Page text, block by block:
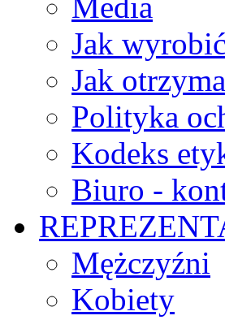
Jak
Jak
Polityka
Kodeks
Biuro -
Mężczyźni
Kobiety